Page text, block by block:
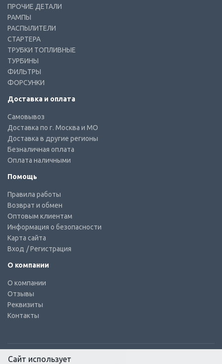
ПРОЧИЕ ДЕТАЛИ
РАМПЫ
РАСПЫЛИТЕЛИ
СТАРТЕРА
ТРУБКИ ТОПЛИВНЫЕ
ТУРБИНЫ
ФИЛЬТРЫ
ФОРСУНКИ
Доставка и оплата
Самовывоз
Доставка по г. Москва и МО
Доставка в другие регионы
Безналичная оплата
Оплата наличными
Помощь
Правила работы
Возврат и обмен
Оптовым клиентам
Информация о безопасности
Карта сайта
Вход / Регистрация
О компании
О компании
Отзывы
Реквизиты
Контакты
Сайт использует